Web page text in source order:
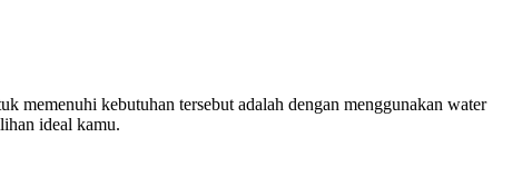
memenuhi kebutuhan tersebut adalah dengan menggunakan water
ideal kamu.